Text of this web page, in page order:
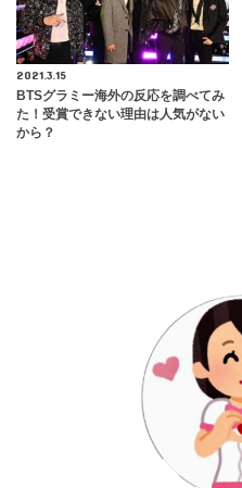
2021.3.15
BTSグラミー海外の反応を調べてみ
た！受賞できない理由は人気がない
から？